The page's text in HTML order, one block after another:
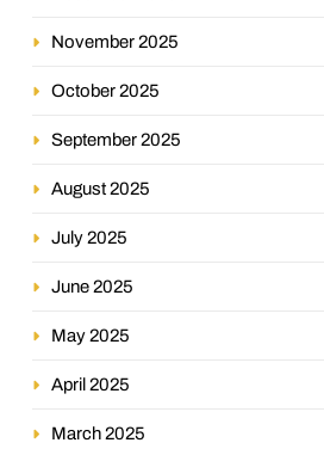
November 2025
October 2025
September 2025
August 2025
July 2025
June 2025
May 2025
April 2025
March 2025